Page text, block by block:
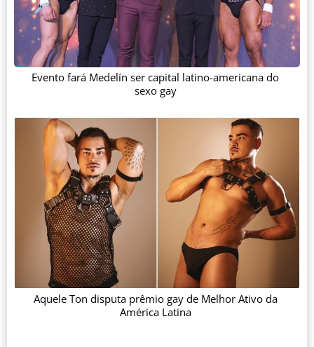
Evento fará Medelín ser capital latino-americana do
sexo gay
Aquele Ton disputa prêmio gay de Melhor Ativo da
América Latina